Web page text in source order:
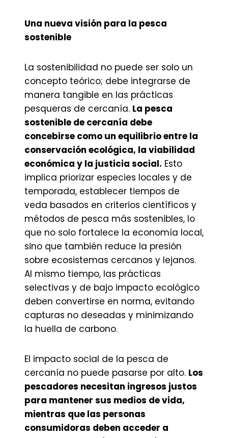
Una nueva visión para la pesca
sostenible
La sostenibilidad no puede ser solo un
concepto teórico; debe integrarse de
manera tangible en las prácticas
pesqueras de cercanía. La pesca
sostenible de cercanía debe
concebirse como un equilibrio entre la
conservación ecológica, la viabilidad
económica y la justicia social. Esto
implica priorizar especies locales y de
temporada, establecer tiempos de
veda basados en criterios científicos y
métodos de pesca más sostenibles, lo
que no solo fortalece la economía local,
sino que también reduce la presión
sobre ecosistemas cercanos y lejanos.
Al mismo tiempo, las prácticas
selectivas y de bajo impacto ecológico
deben convertirse en norma, evitando
capturas no deseadas y minimizando
la huella de carbono.
El impacto social de la pesca de
cercanía no puede pasarse por alto. Los
pescadores necesitan ingresos justos
para mantener sus medios de vida,
mientras que las personas
consumidoras deben acceder a